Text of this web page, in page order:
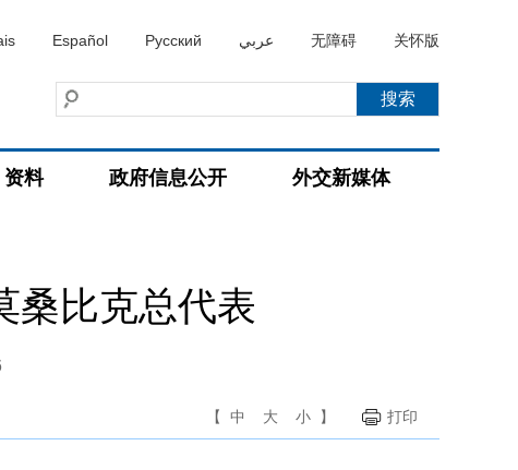
Español Русский عربي 无障碍 关怀版
资料 政府信息公开 外交新媒体
桑比克总代表
【 中 大 小 】 打印